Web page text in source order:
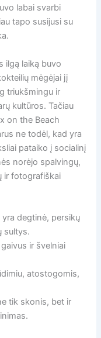
labai svarbi
tapo susijusi su
ilgą laiką buvo
mėgėjai jį
triukšmingu ir
kultūros. Tačiau
on the Beach
ne todėl, kad yra
pataiko į socialinį
norėjo spalvingų,
ir fotografiškai
degtinė, persikų
sultys.
ir švelniai
atostogomis,
tik skonis, bet ir